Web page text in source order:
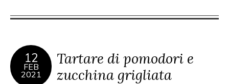
12
FEB
2021
Tartare di pomodori e
zucchina grigliata